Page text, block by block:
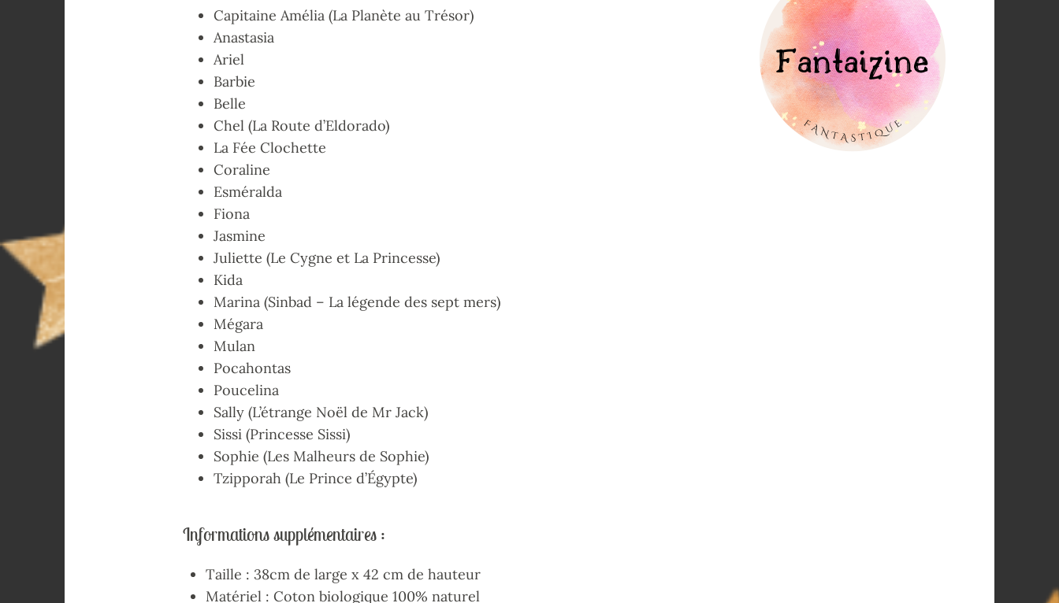
Capitaine Amélia (La Planète au Trésor)
Anastasia
Ariel
Barbie
Belle
Chel (La Route d’Eldorado)
La Fée Clochette
Coraline
Esméralda
Fiona
Jasmine
Juliette (Le Cygne et La Princesse)
Kida
Marina (Sinbad – La légende des sept mers)
Mégara
Mulan
Pocahontas
Poucelina
Sally (L’étrange Noël de Mr Jack)
Sissi (Princesse Sissi)
Sophie (Les Malheurs de Sophie)
Tzipporah (Le Prince d’Égypte)
Informations supplémentaires :
Taille : 38cm de large x 42 cm de hauteur
Matériel : Coton biologique 100% naturel